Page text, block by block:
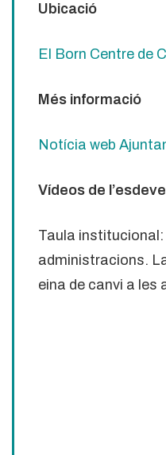
Ubicació
El Born Centre de
Més informació
Notícia web
Vídeos de
Taula institucional:
administracions.
eina de canvi a les